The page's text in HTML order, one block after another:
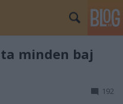
minden baj
192